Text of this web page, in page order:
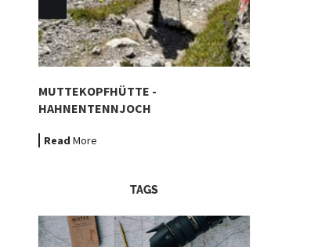
MUTTEKOPFHÜTTE -
HAHNENTENNJOCH
Read More
TAGS